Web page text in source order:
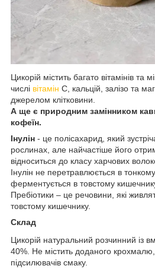
Цикорій містить багато вітамінів та
числі вітамін С, кальцій, залізо та
джерелом клітковини.
А ще є природним замінником
кофеїн.
Інулін - це полісахарид, який
рослинах, але найчастіше його
відноситься до класу харчових
Інулін не перетравлюється в
ферментується в товстому
Пребіотики – це речовини, які
товстому кишечнику.
Склад
Цикорій натуральний розчинний із
40%. Не містить доданого
підсилювачів смаку.